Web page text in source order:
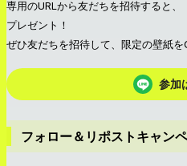
専用のURLから友だちを招待すると
プレゼント！
ぜひ友だちを招待して、限定の壁紙を
参加
フォロー＆リポストキャン